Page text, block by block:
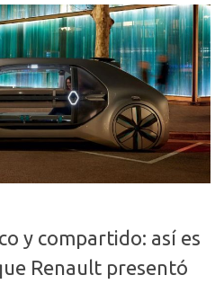
y compartido: así es
Renault presentó